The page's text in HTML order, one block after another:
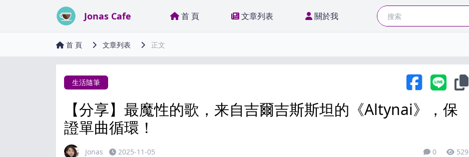
Jonas Cafe 首 頁 文章列表 關於我
首 頁 文章列表 正文
生活隨筆 Facebook分享
Line分享
複製鏈接
【分享】最魔性的歌，来自吉爾吉斯斯坦的《Altynai》，保
證單曲循環！
Jonas 2025-11-05 0 529